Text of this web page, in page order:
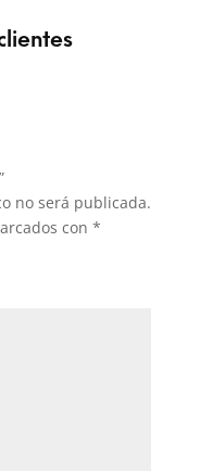
no será publicada.
con *